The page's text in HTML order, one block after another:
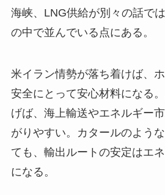
海峡、LNG供給が別々の話で
の中で並んでいる点にある。
米イラン情勢が落ち着けば、
安全にとって安心材料になる
げば、海上輸送やエネルギー
がりやすい。カタールのよう
ても、輸出ルートの安定はエ
になる。